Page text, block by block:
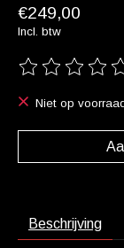
€249,00
Incl. btw
De beoordeling
Niet op
Beschrijving